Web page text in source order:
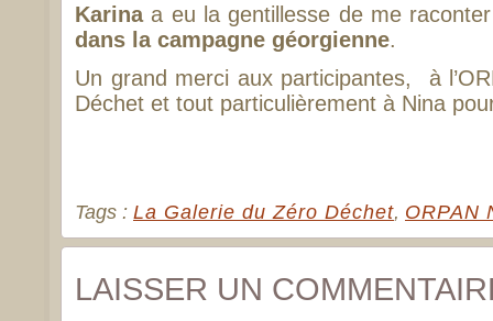
Karinaa eu la gentillesse de me
dans la campagne géorgienne.
Un grand merci aux participantes, à
Déchet et tout particulièrement à Nina
Tags : La Galerie du Zéro Déchet, ORPAN
LAISSER UN